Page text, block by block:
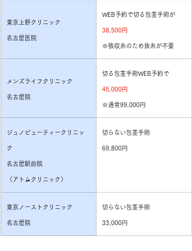
東京上野クリニック
名古屋医院
WEB予約で切る包茎手術が
38,500円
※吸収糸のため抜糸が不要
メンズライフクリニック
名古屋院
切る包茎手術WEB予約で
45,000円
※通常99,000円
ジュノビューティークリニッ
ク
名古屋駅前院
（アトムクリニック）
切らない包茎手術
69,800円
東京ノーストクリニック
名古屋院
切らない包茎手術
33,000円